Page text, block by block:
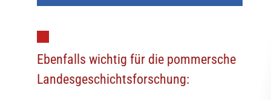
Ebenfalls wichtig für die pommersche
Landesgeschichtsforschung: